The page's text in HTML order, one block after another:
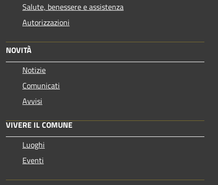
Salute, benessere e assistenza
Autorizzazioni
NOVITÀ
Notizie
Comunicati
Avvisi
VIVERE IL COMUNE
Luoghi
Eventi